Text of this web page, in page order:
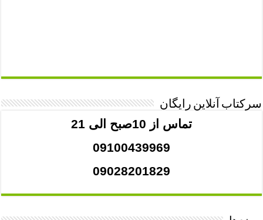
سرکتاب آنلاین رایگان
تماس از 10صبح الی 21
09100439969
09028201829